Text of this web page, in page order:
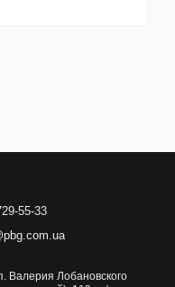
55-33
Валерия Лобановского